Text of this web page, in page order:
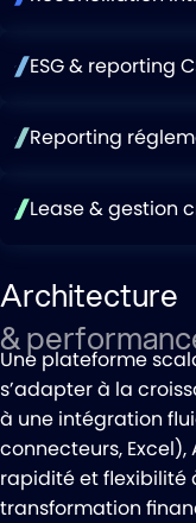
ESG & reporting
Reporting
Lease & gestion
Architecture
&
Une plateforme
s’adapter à la
à une intégration
connecteurs, Excel),
rapidité et flexibilité
transformation